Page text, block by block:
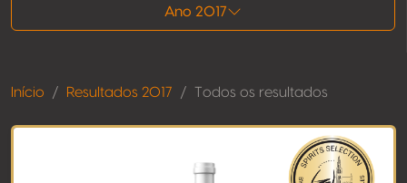
Ano 2017
Início Resultados 2017 Todos os resultados